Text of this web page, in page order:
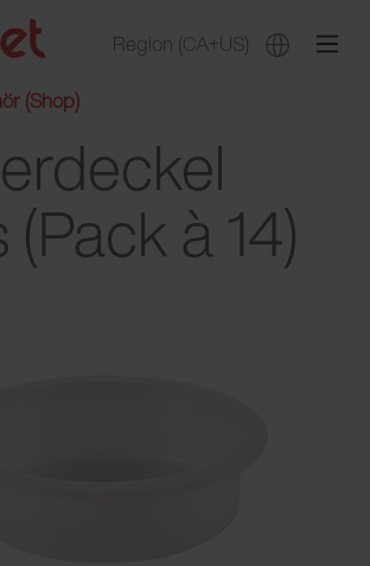
Region (CA+US)
(Shop)
à 14)